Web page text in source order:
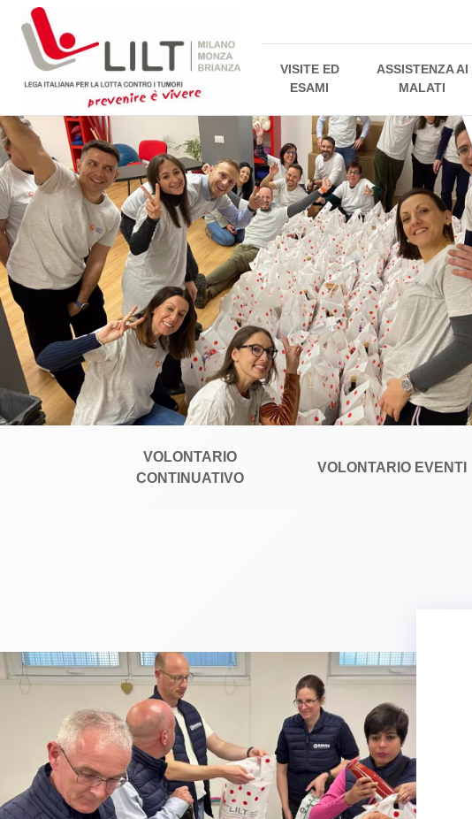
VISITE ED
ESAMI
ASSISTENZA AI
MALATI
VOLONTARIO
CONTINUATIVO
VOLONTARIO EVENTI